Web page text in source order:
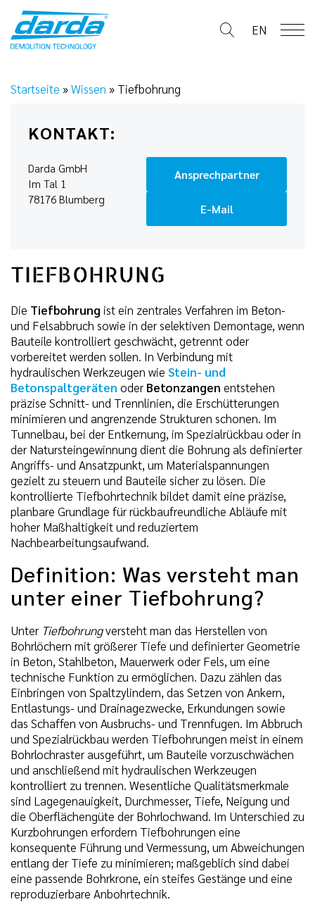
content
EN
Startseite »Wissen » Tiefbohrung
KONTAKT:
Darda GmbH
Im Tal 1
78176 Blumberg
Ansprechpartner
E-Mail
TIEFBOHRUNG
Die Tiefbohrung ist ein zentrales Verfahren im Beton-
und Felsabbruch sowie in der selektiven Demontage, wenn
Bauteile kontrolliert geschwächt, getrennt oder
vorbereitet werden sollen. In Verbindung mit
hydraulischen Werkzeugen wie Stein- und
Betonspaltgeräten oder Betonzangen entstehen
präzise Schnitt- und Trennlinien, die Erschütterungen
minimieren und angrenzende Strukturen schonen. Im
Tunnelbau, bei der Entkernung, im Spezialrückbau oder in
der Natursteingewinnung dient die Bohrung als definierter
Angriffs- und Ansatzpunkt, um Materialspannungen
gezielt zu steuern und Bauteile sicher zu lösen. Die
kontrollierte Tiefbohrtechnik bildet damit eine präzise,
planbare Grundlage für rückbaufreundliche Abläufe mit
hoher Maßhaltigkeit und reduziertem
Nachbearbeitungsaufwand.
Definition: Was versteht man
unter einer Tiefbohrung?
Unter Tiefbohrungversteht man das Herstellen von
Bohrlöchern mit größerer Tiefe und definierter Geometrie
in Beton, Stahlbeton, Mauerwerk oder Fels, um eine
technische Funktion zu ermöglichen. Dazu zählen das
Einbringen von Spaltzylindern, das Setzen von Ankern,
Entlastungs- und Drainagezwecke, Erkundungen sowie
das Schaffen von Ausbruchs- und Trennfugen. Im Abbruch
und Spezialrückbau werden Tiefbohrungen meist in einem
Bohrlochraster ausgeführt, um Bauteile vorzuschwächen
und anschließend mit hydraulischen Werkzeugen
kontrolliert zu trennen. Wesentliche Qualitätsmerkmale
sind Lagegenauigkeit, Durchmesser, Tiefe, Neigung und
die Oberflächengüte der Bohrlochwand. Im Unterschied zu
Kurzbohrungen erfordern Tiefbohrungen eine
konsequente Führung und Vermessung, um Abweichungen
entlang der Tiefe zu minimieren; maßgeblich sind dabei
eine passende Bohrkrone, ein steifes Gestänge und eine
reproduzierbare Anbohrtechnik.